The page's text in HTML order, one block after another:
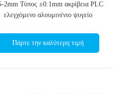
2mm Τύπος ±0.1mm ακρίβεια PLC
ελεγχόμενο αλουμινένιο ψυγείο
Πάρτε την καλύτερη τιμή